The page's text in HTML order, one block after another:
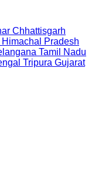
Chhattisgarh
Himachal Pradesh
Tamil Nadu
Tripura Gujarat